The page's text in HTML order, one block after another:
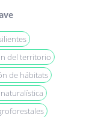
del territorio
de hábitats